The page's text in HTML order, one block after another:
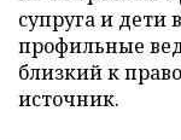
супруга и дети
профильные
близкий к
источник.